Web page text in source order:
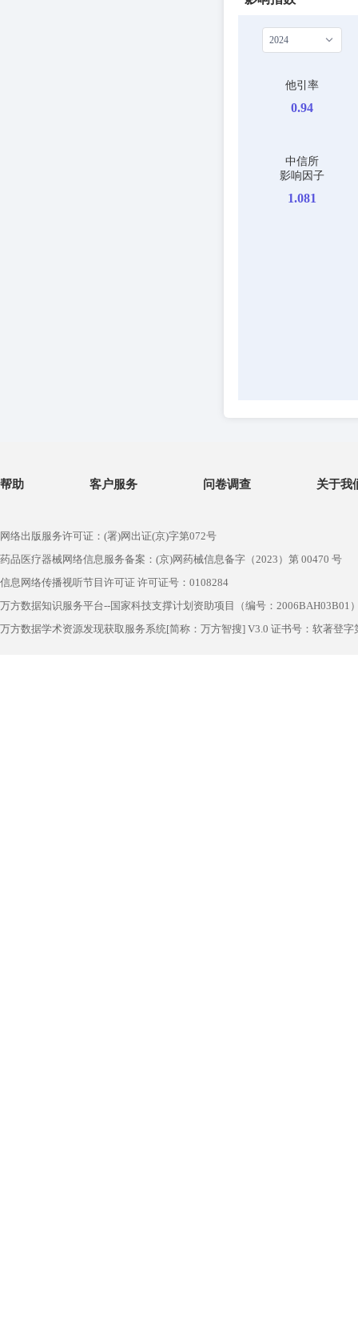
2024
他引率
0.94
中信所
影响因子
1.081
帮助 客户服务 问卷调查 关于我
网络出版服务许可证：(署)网出证(京)字第072号
药品医疗器械网络信息服务备案：(京)网药械信息备字（2023）第 00470 号
信息网络传播视听节目许可证 许可证号：0108284
万方数据知识服务平台--国家科技支撑计划资助项目（编号：2006BAH03B01
万方数据学术资源发现获取服务系统[简称：万方智搜] V3.0 证书号：软著登字